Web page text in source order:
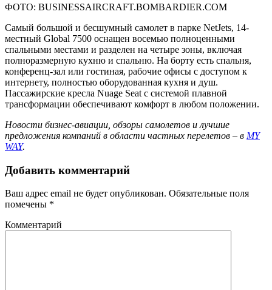
ФОТО: BUSINESSAIRCRAFT.BOMBARDIER.COM
Самый большой и бесшумный самолет в парке NetJets, 14-
местный Global 7500 оснащен восемью полноценными
спальными местами и разделен на четыре зоны, включая
полноразмерную кухню и спальню. На борту есть спальня,
конференц-зал или гостиная, рабочие офисы с доступом к
интернету, полностью оборудованная кухня и душ.
Пассажирские кресла Nuage Seat с системой плавной
трансформации обеспечивают комфорт в любом положении.
Новости бизнес-авиации, обзоры самолетов и лучшие
предложения компаний в области частных перелетов – в MY
WAY.
Добавить комментарий
Ваш адрес email не будет опубликован. Обязательные поля
помечены *
Комментарий